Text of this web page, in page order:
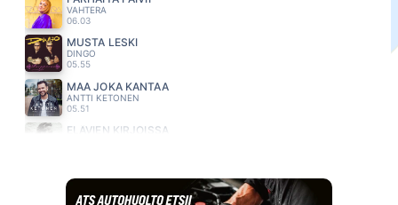
VAHTERA
06.03
MUSTA LESKI
DINGO
05.55
MAA JOKA KANTAA
ANTTI KETONEN
05.51
ELÄVIEN KIRJOISSA
MAMBA
05.44